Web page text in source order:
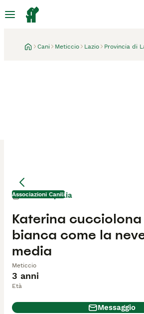
Cani Meticcio Lazio Provincia di
Associazioni Canili
3 anni
Età
Katerina cucciolona
bianca come la
media
Meticcio
1 mese Aprilia
Messaggio